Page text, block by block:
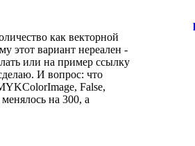
как векторной
этот вариант нереален -
или на пример ссылку
И вопрос: что
False,
на 300, а